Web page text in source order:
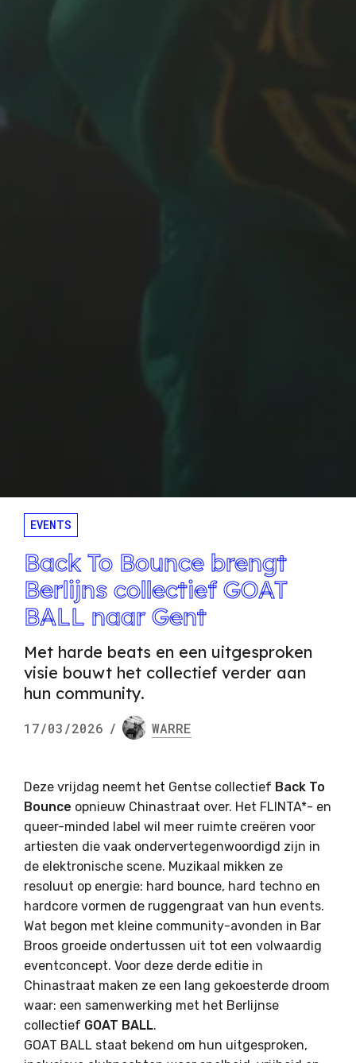
EVENTS
Back To Bounce brengt
Berlijns collectief GOAT
BALL naar Gent
Met harde beats en een uitgesproken
visie bouwt het collectief verder aan
hun community.
17/03/2026 / WARRE
Deze vrijdag neemt het Gentse collectief Back To
Bounce opnieuw Chinastraat over. Het FLINTA*- en
queer-minded label wil meer ruimte creëren voor
artiesten die vaak ondervertegenwoordigd zijn in
de elektronische scene. Muzikaal mikken ze
resoluut op energie: hard bounce, hard techno en
hardcore vormen de ruggengraat van hun events.
Wat begon met kleine community-avonden in Bar
Broos groeide ondertussen uit tot een volwaardig
eventconcept. Voor deze derde editie in
Chinastraat maken ze een lang gekoesterde droom
waar: een samenwerking met het Berlijnse
collectief GOAT BALL.
GOAT BALL staat bekend om hun uitgesproken,